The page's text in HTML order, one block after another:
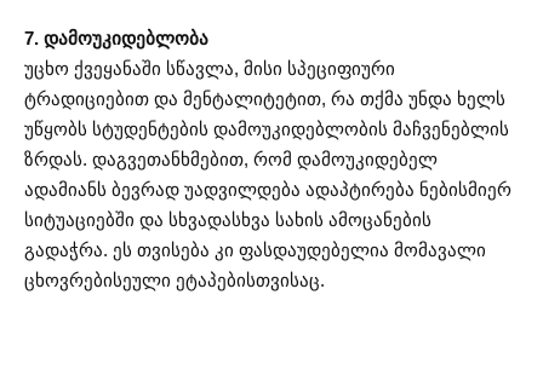
7. დამოუკიდებლობა
უცხო ქვეყანაში სწავლა, მისი სპეციფიური
ტრადიციებით და მენტალიტეტით, რა თქმა უნდა ხელს
უწყობს სტუდენტების დამოუკიდებლობის მაჩვენებლის
ზრდას. დაგვეთანხმებით, რომ დამოუკიდებელ
ადამიანს ბევრად უადვილდება ადაპტირება ნებისმიერ
სიტუაციებში და სხვადასხვა სახის ამოცანების
გადაჭრა. ეს თვისება კი ფასდაუდებელია მომავალი
ცხოვრებისეული ეტაპებისთვისაც.